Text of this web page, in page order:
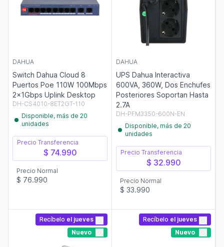
DAHUA
Switch Dahua Cloud 8
Puertos Poe 110W 100Mbps
2x1Gbps Uplink Desktop
DH-CS4010-8ET2GT-110
Disponible, más de 20
unidades
Precio Transferencia
$ 74.990
Precio Normal
$ 76.990
DAHUA
UPS Dahua Interactiva
600VA, 360W, Dos Enchufes
Posteriores Soportan Hasta
2.7A
DH-PFM3350-600N-EN
Disponible, más de 20
unidades
Precio Transferencia
$ 32.990
Precio Normal
$ 33.990
Recíbelo el jueves
Nuevo
Recíbelo el jueves
Nuevo